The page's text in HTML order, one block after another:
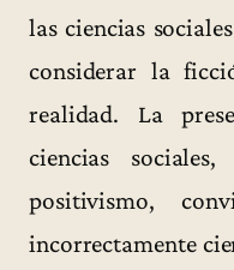
las ciencias
considerar la
realidad. La
ciencias
positivismo,
incorrectamente